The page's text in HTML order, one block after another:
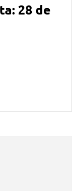
28 de